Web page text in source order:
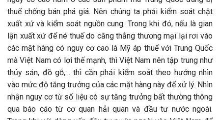
thuế chống bán phá giá. Nên chúng ta phải kiểm soát chặt
xuất xứ và kiểm soát nguồn cung. Trong khi đó, nếu là gian
lận xuất xứ để né thuế do căng thẳng thương mại lại rơi vào
các mặt hàng có nguy cơ cao là Mỹ áp thuế với Trung Quốc
mà Việt Nam có lợi thế mạnh, thì Việt Nam nên tập trung như
thủy sản, đồ gỗ,… thì cần phải kiểm soát theo hướng nhìn
vào mức độ tăng trưởng của các mặt hàng này để xử lý. Nhìn
nhận nguy cơ từ số liệu có sự tăng trưởng bất thường thông
qua báo cáo từ cơ quan hải quan và đầu tư nước ngoài.